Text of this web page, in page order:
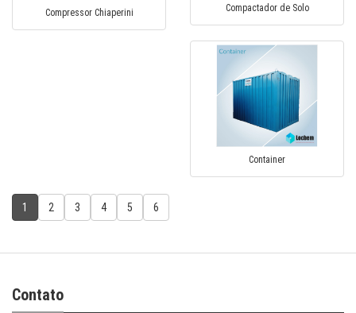
Compactador de Solo
Compressor Chiaperini
Container
1 2 3 4 5 6
Contato